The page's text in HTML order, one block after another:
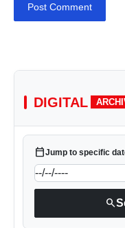
Post Comment
DIGITAL
calendar_todayJump to specific
search